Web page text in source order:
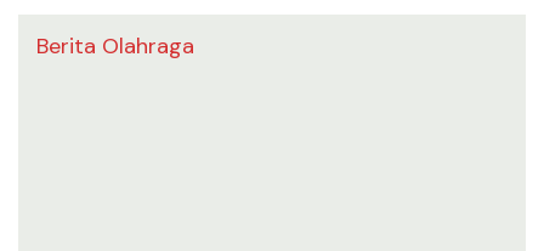
Berita Olahraga